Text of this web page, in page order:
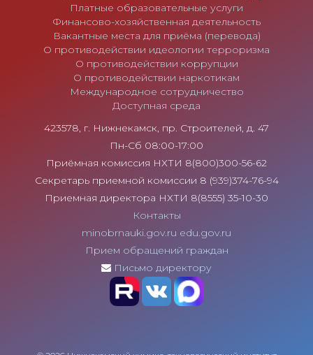
Платные образовательные услуги
Финансово-хозяйственная деятельность
Вакантные места для приёма (перевода)
О противодействии идеологии терроризма
О противодействии коррупции
О противодействии наркотикам
Международное сотрудничество
Доступная среда
423578, г. Нижнекамск, пр. Строителей, д. 47
Пн-Сб 08:00-17:00
Приёмная комиссия НХТИ 8(800)300-56-62
Секретарь приемной комиссии 8 (939)374-76-94
Приемная директора НХТИ 8(8555) 35-10-30
Контакты
minobrnauki.gov.ru edu.gov.ru
Прием обращений граждан
Письмо директору